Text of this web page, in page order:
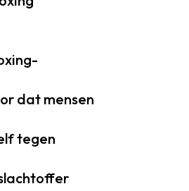
dat mensen
tegen